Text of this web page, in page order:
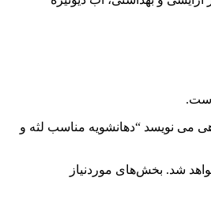
می نویسد “دهانشویه مناسب لثه و
شد. بخش‌های موردنیاز